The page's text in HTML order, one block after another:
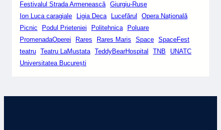
Festivalul Strada Armenească Giurgiu-Ruse
Ion Luca caragiale
Ligia Deca Lucefărul
Opera Națională
Picnic
Podul Prieteniei Politehnica
Poluare
PromenadaOperei
Rares Rares Maris Space SpaceFest
teatru Teatru LaMustata TeddyBearHospital TNB
UNATC
Universitatea București